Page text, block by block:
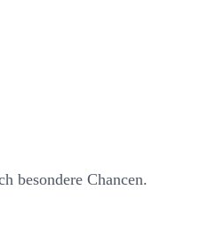
besondere Chancen.